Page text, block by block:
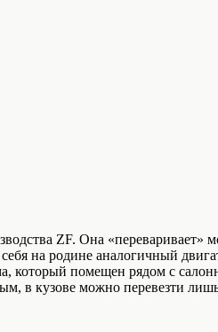
ZF. Она
на родине аналогичный
который помещен рядом с
в кузове можно перевезти